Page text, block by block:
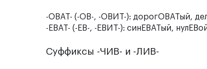
-ОВАТ- (-ОВ-, -ОВИТ-): дорогОВАТый,
-ЕВАТ- (-ЕВ-, -ЕВИТ-): синЕВАТый,
Суффиксы -ЧИВ- и -ЛИВ-